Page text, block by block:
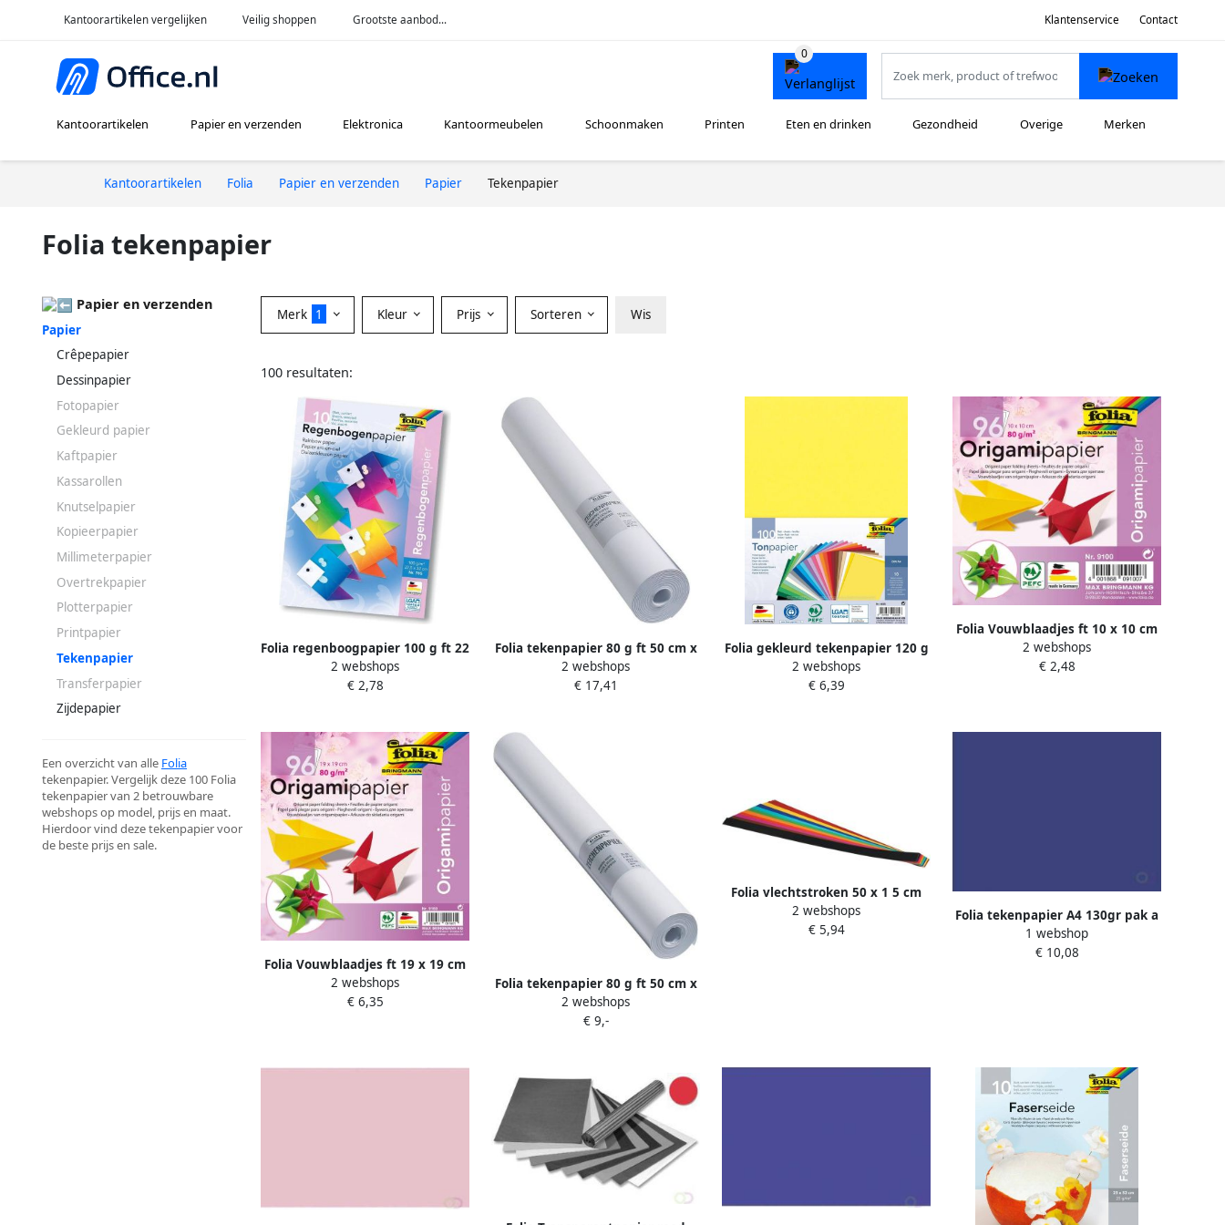
Kantoorartikelen vergelijken Veilig shoppen Grootste aanbod... Klantenservice Contact
Kantoorartikelen Papier en verzenden Elektronica Kantoormeubelen Schoonmaken Printen Eten en drinken Gezondheid Overige Merken
Kantoorartikelen Folia Papier en verzenden Papier Tekenpapier
Folia tekenpapier
Papier en verzenden
Papier
Crêpepapier
Dessinpapier
Fotopapier
Gekleurd papier
Kaftpapier
Kassarollen
Knutselpapier
Kopieerpapier
Millimeterpapier
Overtrekpapier
Plotterpapier
Printpapier
Tekenpapier
Transferpapier
Zijdepapier
Een overzicht van alle Folia
tekenpapier. Vergelijk deze 100 Folia
tekenpapier van 2 betrouwbare
webshops op model, prijs en maat.
Hierdoor vind deze tekenpapier voor
de beste prijs en sale.
Merk 1 Kleur Prijs Sorteren Wis
100 resultaten:
Folia regenboogpapier 100 g ft 22
x 32 cm geassorteerde kleuren
pak van 10 vel
2 webshops
€ 2,78
Folia tekenpapier 80 g ft 50 cm x
50 m houtvrij papier op rol
2 webshops
€ 17,41
Folia gekleurd tekenpapier 120 g
ft 21 x 29 7 cm A4 geassorteerde
kleuren pak van 100 vel
2 webshops
€ 6,39
Folia Vouwblaadjes ft 10 x 10 cm
2 webshops
€ 2,48
Folia Vouwblaadjes ft 19 x 19 cm
2 webshops
€ 6,35
Folia tekenpapier 80 g ft 50 cm x
25 m houtvrij papier op rol
2 webshops
€ 9,-
Folia vlechtstroken 50 x 1 5 cm
pak van 200 stuks in
geassorteerde kleuren
2 webshops
€ 5,94
Folia tekenpapier A4 130gr pak a
100 vel koningsblauw
1 webshop
€ 10,08